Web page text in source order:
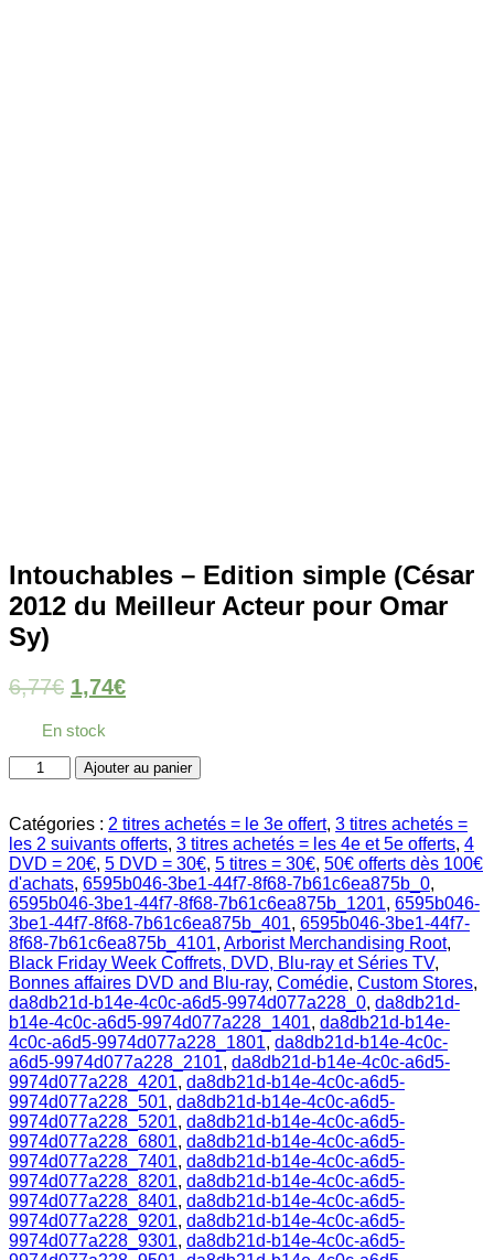
Intouchables – Edition simple (César
2012 du Meilleur Acteur pour Omar
Sy)
6,77€ 1,74€
En stock
quantité
de
-
Edition
simple
(César
2012
du
Meilleur
Acteur
pour
Omar
Sy)
Ajouter au panier
Catégories : 2 titres achetés = le 3e offert, 3 titres achetés =
les 2 suivants offerts, 3 titres achetés = les 4e et 5e offerts, 4
DVD = 20€, 5 DVD = 30€, 5 titres = 30€, 50€ offerts dès 100€
d'achats, 6595b046-3be1-44f7-8f68-7b61c6ea875b_0,
6595b046-3be1-44f7-8f68-7b61c6ea875b_1201, 6595b046-
3be1-44f7-8f68-7b61c6ea875b_401, 6595b046-3be1-44f7-
8f68-7b61c6ea875b_4101, Arborist Merchandising Root,
Black Friday Week Coffrets, DVD, Blu-ray et Séries TV,
Bonnes affaires DVD and Blu-ray, Comédie, Custom Stores,
da8db21d-b14e-4c0c-a6d5-9974d077a228_0, da8db21d-
b14e-4c0c-a6d5-9974d077a228_1401, da8db21d-b14e-
4c0c-a6d5-9974d077a228_1801, da8db21d-b14e-4c0c-
a6d5-9974d077a228_2101, da8db21d-b14e-4c0c-a6d5-
9974d077a228_4201, da8db21d-b14e-4c0c-a6d5-
9974d077a228_501, da8db21d-b14e-4c0c-a6d5-
9974d077a228_5201, da8db21d-b14e-4c0c-a6d5-
9974d077a228_6801, da8db21d-b14e-4c0c-a6d5-
9974d077a228_7401, da8db21d-b14e-4c0c-a6d5-
9974d077a228_8201, da8db21d-b14e-4c0c-a6d5-
9974d077a228_8401, da8db21d-b14e-4c0c-a6d5-
9974d077a228_9201, da8db21d-b14e-4c0c-a6d5-
9974d077a228_9301, da8db21d-b14e-4c0c-a6d5-